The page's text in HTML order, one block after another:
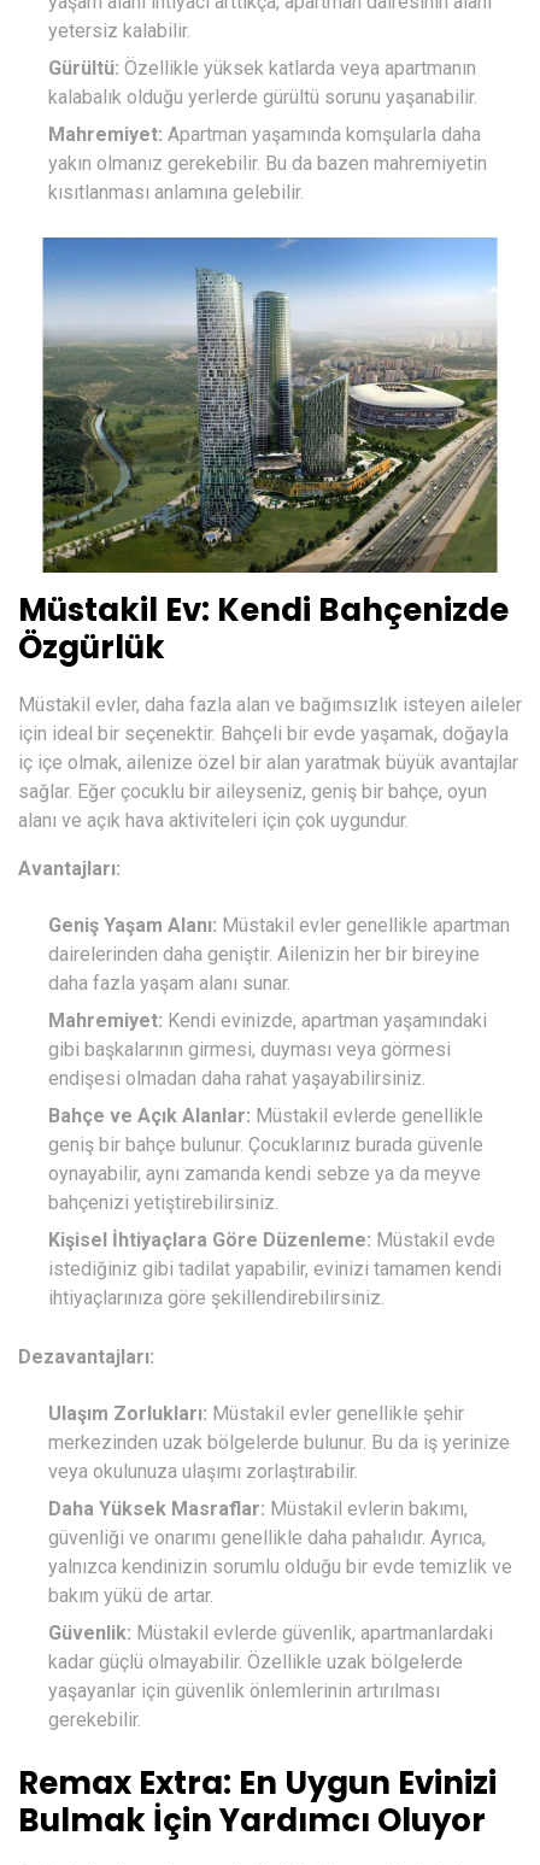
yetersiz kalabilir.
Gürültü: Özellikle yüksek katlarda veya apartmanın
kalabalık olduğu yerlerde gürültü sorunu yaşanabilir.
Mahremiyet: Apartman yaşamında komşularla daha
yakın olmanız gerekebilir. Bu da bazen mahremiyetin
kısıtlanması anlamına gelebilir.
Müstakil Ev: Kendi Bahçenizde
Özgürlük
Müstakil evler, daha fazla alan ve bağımsızlık isteyen aileler
için ideal bir seçenektir. Bahçeli bir evde yaşamak, doğayla
iç içe olmak, ailenize özel bir alan yaratmak büyük avantajlar
sağlar. Eğer çocuklu bir aileyseniz, geniş bir bahçe, oyun
alanı ve açık hava aktiviteleri için çok uygundur.
Avantajları:
Geniş Yaşam Alanı: Müstakil evler genellikle apartman
dairelerinden daha geniştir. Ailenizin her bir bireyine
daha fazla yaşam alanı sunar.
Mahremiyet: Kendi evinizde, apartman yaşamındaki
gibi başkalarının girmesi, duyması veya görmesi
endişesi olmadan daha rahat yaşayabilirsiniz.
Bahçe ve Açık Alanlar: Müstakil evlerde genellikle
geniş bir bahçe bulunur. Çocuklarınız burada güvenle
oynayabilir, aynı zamanda kendi sebze ya da meyve
bahçenizi yetiştirebilirsiniz.
Kişisel İhtiyaçlara Göre Düzenleme: Müstakil evde
istediğiniz gibi tadilat yapabilir, evinizi tamamen kendi
ihtiyaçlarınıza göre şekillendirebilirsiniz.
Dezavantajları:
Ulaşım Zorlukları: Müstakil evler genellikle şehir
merkezinden uzak bölgelerde bulunur. Bu da iş yerinize
veya okulunuza ulaşımı zorlaştırabilir.
Daha Yüksek Masraflar: Müstakil evlerin bakımı,
güvenliği ve onarımı genellikle daha pahalıdır. Ayrıca,
yalnızca kendinizin sorumlu olduğu bir evde temizlik ve
bakım yükü de artar.
Güvenlik: Müstakil evlerde güvenlik, apartmanlardaki
kadar güçlü olmayabilir. Özellikle uzak bölgelerde
yaşayanlar için güvenlik önlemlerinin artırılması
gerekebilir.
Remax Extra: En Uygun Evinizi
Bulmak İçin Yardımcı Oluyor